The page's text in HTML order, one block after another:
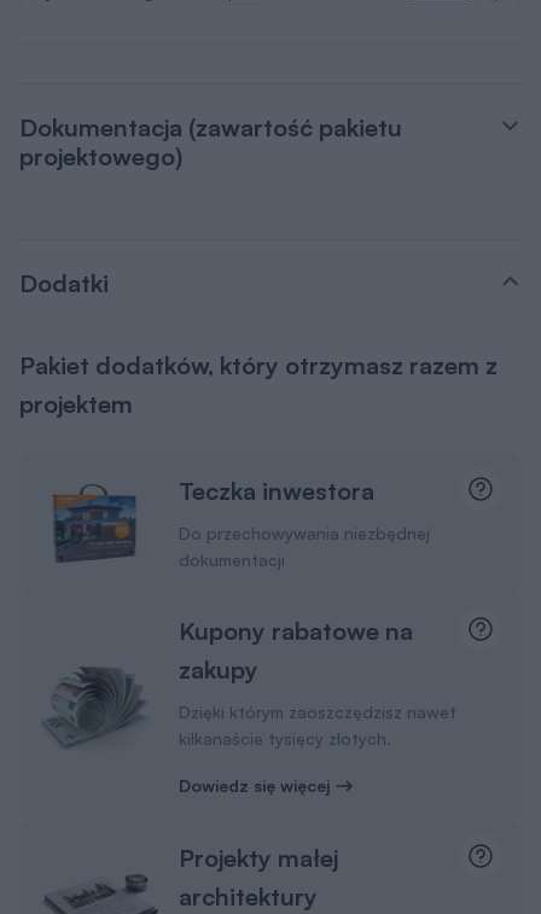
Dokumentacja (zawartość pakietu
projektowego)
Dodatki
Pakiet dodatków, który otrzymasz razem z
projektem
Teczka inwestora
Do przechowywania niezbędnej
dokumentacji
Kupony rabatowe na
zakupy
Dzięki którym zaoszczędzisz nawet
kilkanaście tysięcy złotych.
Dowiedz się więcej
Projekty małej
architektury